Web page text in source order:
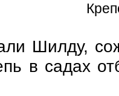
Шилду,
в садах